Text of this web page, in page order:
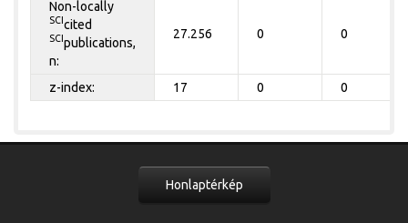
Non-locally
SCI cited
SCI publications,
n:
27.256 0 0
z-index: 17 0 0
Honlaptérkép